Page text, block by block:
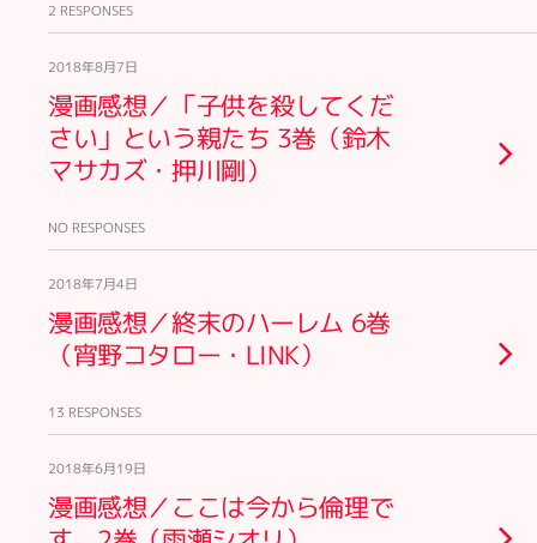
2 RESPONSES
2018年8月7日
漫画感想／「子供を殺してくだ
さい」という親たち 3巻（鈴木
マサカズ・押川剛）
NO RESPONSES
2018年7月4日
漫画感想／終末のハーレム 6巻
（宵野コタロー・LINK）
13 RESPONSES
2018年6月19日
漫画感想／ここは今から倫理で